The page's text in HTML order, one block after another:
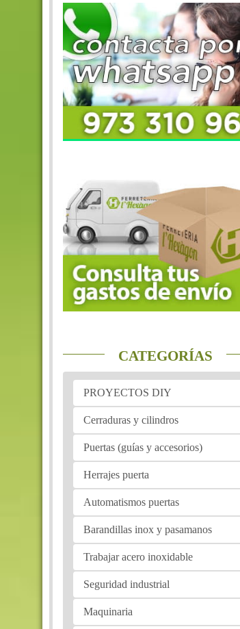
CATEGORÍAS
PROYECTOS DIY
Cerraduras y cilindros
Puertas (guías y accesorios)
Herrajes puerta
Automatismos puertas
Barandillas inox y pasamanos
Trabajar acero inoxidable
Seguridad industrial
Maquinaria